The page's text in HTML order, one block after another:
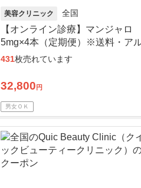
美容クリニック 全国
【オンライン診療】マンジャロ
5mg×4本（定期便）※送料・ア
コール綿・診察料込
431枚売れています
32,800 円
男女ＯＫ